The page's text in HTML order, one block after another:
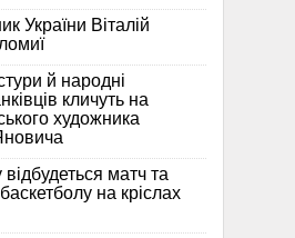
України Віталій
й народні
кличуть на
художника
матч та
на кріслах